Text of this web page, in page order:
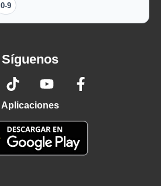
0-9
Síguenos
Aplicaciones